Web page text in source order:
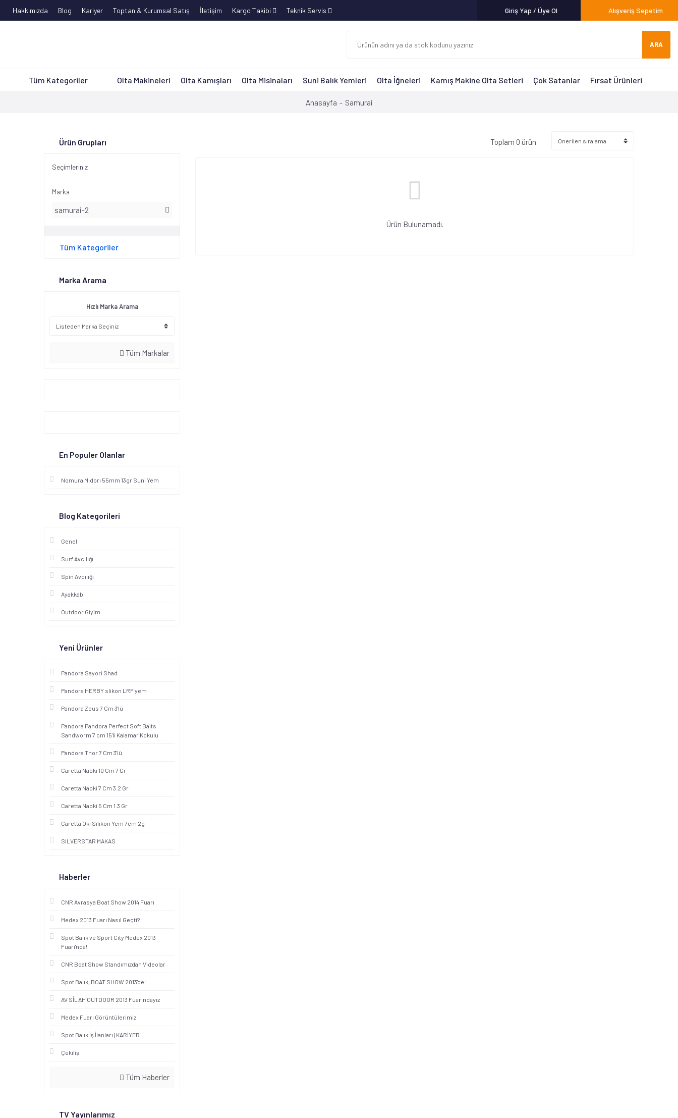
Hakkımızda Blog Kariyer Toptan & Kurumsal Satış İletişim Kargo Takibi Teknik Servis Giriş Yap / Üye Ol Alışveriş Sepetim
ARA
Tüm Kategoriler Olta Makineleri Olta Kamışları Olta Misinaları Suni Balık Yemleri Olta İğneleri Kamış Makine Olta Setleri Çok Satanlar Fırsat Ürünleri
Anasayfa Samurai
Ürün Grupları
Seçimleriniz
Marka
samurai-2
Tüm Kategoriler
Marka Arama
Hızlı Marka Arama
Tüm Markalar
En Populer Olanlar
Nomura Mıdorı 55mm 13gr Suni Yem
Blog Kategorileri
Genel
Surf Avcılığı
Spin Avcılığı
Ayakkabı
Outdoor Giyim
Yeni Ürünler
Pandora Sayori Shad
Pandora HERBY slikon LRF yem
Pandora Zeus 7 Cm 3'lü
Pandora Pandora Perfect Soft Baits
Sandworm 7 cm 15'li Kalamar Kokulu
Pandora Thor 7 Cm 3'lü
Caretta Naoki 10 Cm 7 Gr
Caretta Naoki 7 Cm 3.2 Gr
Caretta Naoki 5 Cm 1.3 Gr
Caretta Oki Silikon Yem 7cm 2g
SILVERSTAR MAKAS
Haberler
CNR Avrasya Boat Show 2014 Fuarı
Medex 2013 Fuarı Nasıl Geçti?
Spot Balık ve Sport City Medex 2013
Fuarı'nda!
CNR Boat Show Standımızdan Videolar
Spot Balık, BOAT SHOW 2013'de!
AV SİLAH OUTDOOR 2013 Fuarındayız
Medex Fuarı Görüntülerimiz
Spot Balık İş İlanları | KARİYER
Çekiliş
Tüm Haberler
TV Yayınlarımız
Toplam 0 ürün
Ürün Bulunamadı.